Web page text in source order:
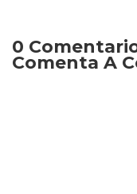
0
Comenta A